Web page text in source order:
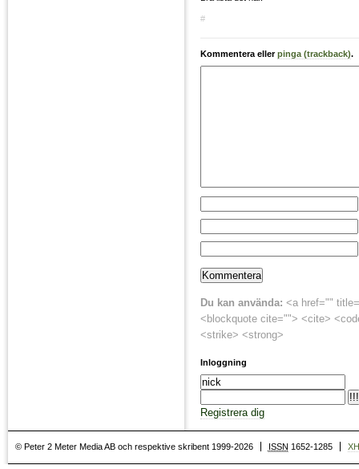
#
Kommentera ellerpinga (trackback).
Du kan använda: <a href=""
<blockquote cite=""> <cite>
<strike> <strong>
Inloggning
Registrera dig
© Peter 2 Meter Media AB och respektive skribent 1999-2026 ISSN 1652-1285